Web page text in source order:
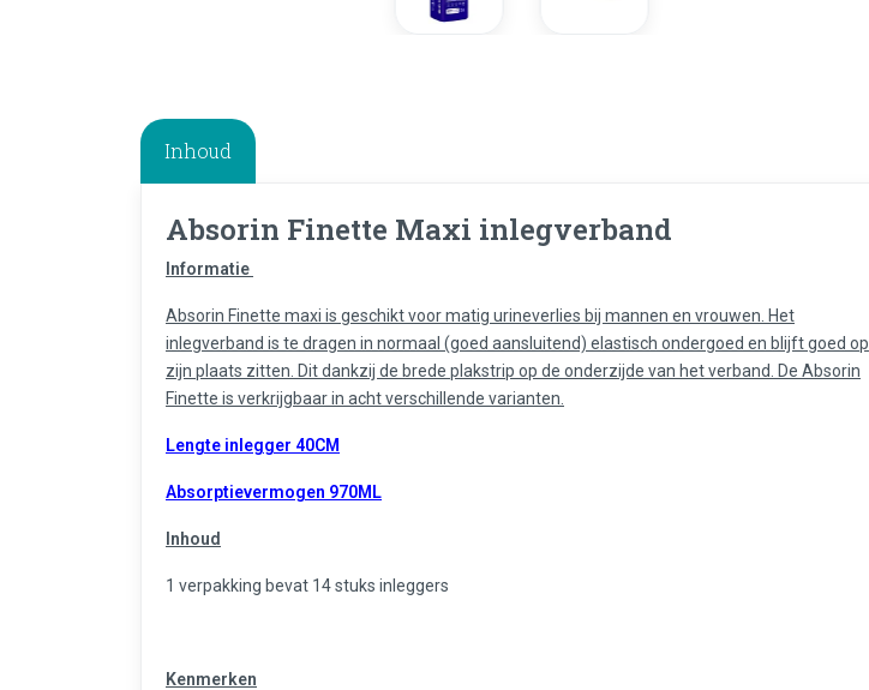
Inhoud
Absorin Finette Maxi inlegverband
Informatie
Absorin Finette maxi is geschikt voor matig urineverlies bij mannen en vrouwen. Het
inlegverband is te dragen in normaal (goed aansluitend) elastisch ondergoed en blijft goed op
zijn plaats zitten. Dit dankzij de brede plakstrip op de onderzijde van het verband. De Absorin
Finette is verkrijgbaar in acht verschillende varianten.
Lengte inlegger 40CM
Absorptievermogen 970ML
Inhoud
1 verpakking bevat 14 stuks inleggers
Kenmerken